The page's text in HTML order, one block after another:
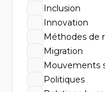
Inclusion
Innovation
Méthodes de
Migration
Mouvements
Politiques